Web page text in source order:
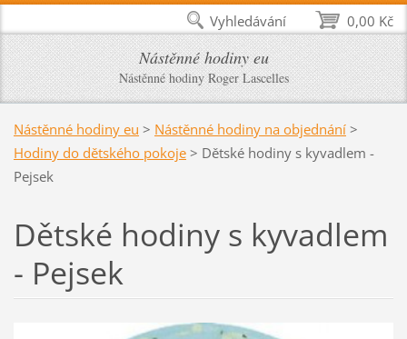
Nástěnné hodiny eu
Nástěnné hodiny Roger Lascelles
Nástěnné hodiny eu > Nástěnné hodiny na objednání >
Hodiny do dětského pokoje > Dětské hodiny s kyvadlem -
Pejsek
Dětské hodiny s kyvadlem
- Pejsek
0,00 Kč
Vyhledávání